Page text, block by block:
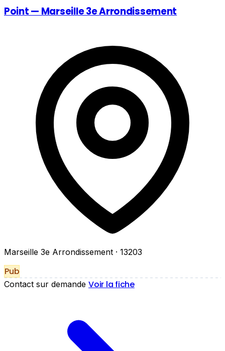
Point — Marseille 3e Arrondissement
Marseille 3e Arrondissement · 13203
Pub
Contact sur demande Voir la fiche